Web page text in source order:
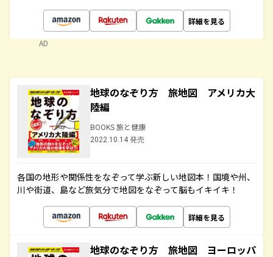
詳細を見る
AD
地球のなぞり方 旅地図 アメリカ大
陸編
BOOKS 旅と健康
2022.10.14 発売
各国の地形や関係性をなぞって学ぶ新しい地図本！国境や州、
川や街道、島など旅気分で地図をなぞって脳もイキイキ！
詳細を見る
地球のなぞり方 旅地図 ヨーロッパ